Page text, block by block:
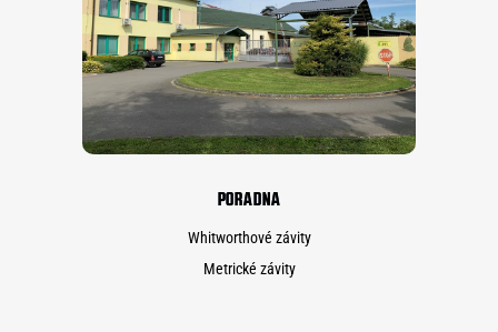
PORADNA
Whitworthové závity
Metrické závity